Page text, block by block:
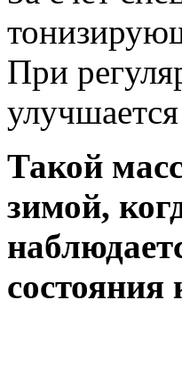
При
Такой
зимой,
состояния